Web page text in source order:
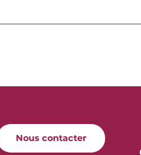
Nous contacter